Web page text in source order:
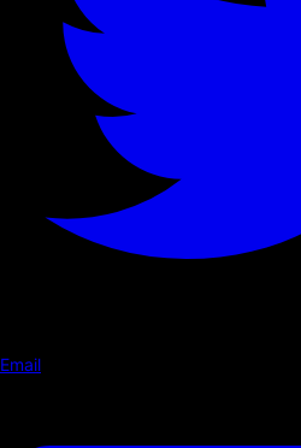
Email